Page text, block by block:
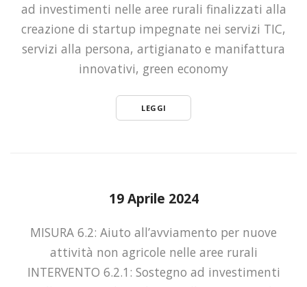
ad investimenti nelle aree rurali finalizzati alla
creazione di startup impegnate nei servizi TIC,
servizi alla persona, artigianato e manifattura
innovativi, green economy
LEGGI
19 Aprile 2024
MISURA 6.2: Aiuto all’avviamento per nuove
attività non agricole nelle aree rurali
INTERVENTO 6.2.1: Sostegno ad investimenti